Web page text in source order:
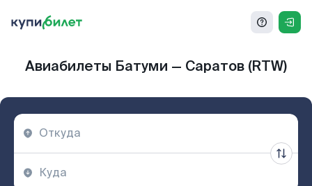
Авиабилеты Батуми — Саратов (RTW)